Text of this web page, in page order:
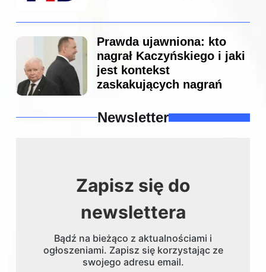
Prawda ujawniona: kto
nagrał Kaczyńskiego i jaki
jest kontekst
zaskakujących nagrań
Newsletter
Zapisz się do
newslettera
Bądź na bieżąco z aktualnościami i
ogłoszeniami. Zapisz się korzystając ze
swojego adresu email.